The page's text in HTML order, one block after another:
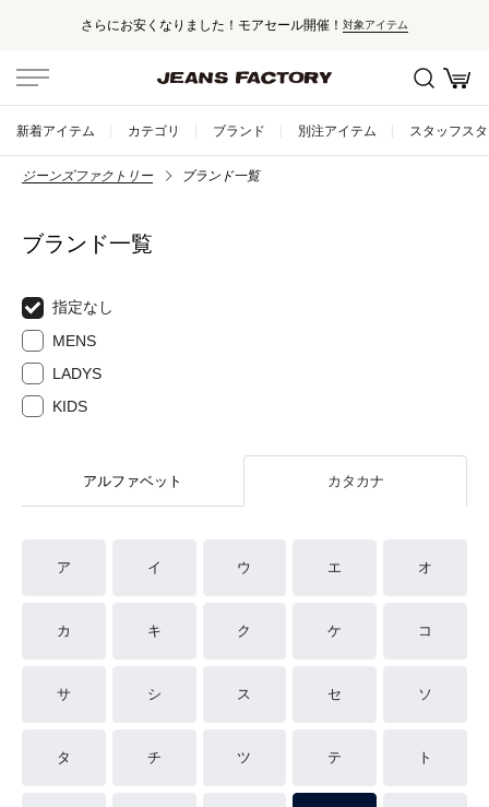
さらにお安くなりました！モアセール開催！ 対象アイテム
新着アイテム カテゴリ ブランド 別注アイテム スタッフス
ジーンズファクトリー ブランド一覧
ブランド一覧
指定なし
MENS
LADYS
KIDS
アルファベット カタカナ
ア イ ウ エ オ
カ キ ク ケ コ
サ シ ス セ ソ
タ チ ツ テ ト